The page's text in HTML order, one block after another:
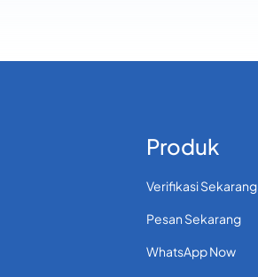
Produk
Verifikasi Sekarang
Pesan Sekarang
WhatsApp Now